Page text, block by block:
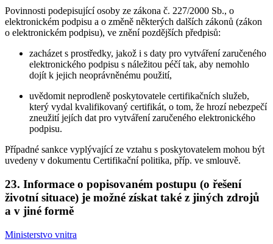
Povinnosti podepisující osoby ze zákona č. 227/2000 Sb., o
elektronickém podpisu a o změně některých dalších zákonů (zákon
o elektronickém podpisu), ve znění pozdějších předpisů:
zacházet s prostředky, jakož i s daty pro vytváření zaručeného
elektronického podpisu s náležitou péčí tak, aby nemohlo
dojít k jejich neoprávněnému použití,
uvědomit neprodleně poskytovatele certifikačních služeb,
který vydal kvalifikovaný certifikát, o tom, že hrozí nebezpečí
zneužití jejích dat pro vytváření zaručeného elektronického
podpisu.
Případné sankce vyplývající ze vztahu s poskytovatelem mohou být
uvedeny v dokumentu Certifikační politika, příp. ve smlouvě.
23. Informace o popisovaném postupu (o řešení
životní situace) je možné získat také z jiných zdrojů
a v jiné formě
Ministerstvo vnitra